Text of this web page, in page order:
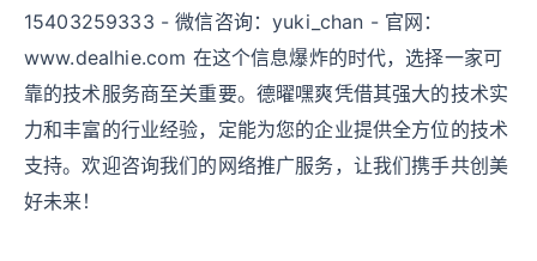
15403259333 - 微信咨询：yuki_chan - 官网：
www.dealhie.com 在这个信息爆炸的时代，选择一家可
靠的技术服务商至关重要。德曜嘿爽凭借其强大的技术实
力和丰富的行业经验，定能为您的企业提供全方位的技术
支持。欢迎咨询我们的网络推广服务，让我们携手共创美
好未来！